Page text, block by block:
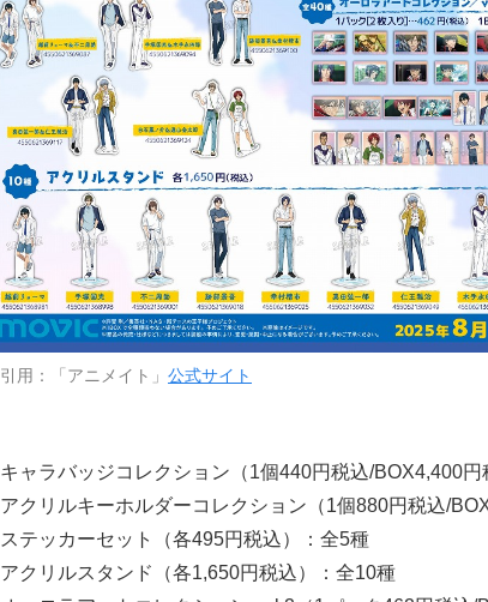
引用：「アニメイト」 公式サイト
キャラバッジコレクション（1個440円税込/BOX4,400
アクリルキーホルダーコレクション（1個880円税込/
ステッカーセット（各495円税込）：全5種
アクリルスタンド（各1,650円税込）：全10種